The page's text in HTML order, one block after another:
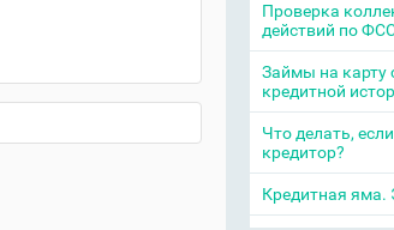
Проверка
действий по
Займы на карту
кредитной
Что делать,
кредитор?
Кредитная яма.